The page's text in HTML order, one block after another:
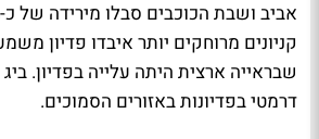
קניונים מרוחקים יותר איבדו פדיון
שבראייה ארצית היתה עלייה בפדיון.
דרמטי בפדיונות באזורים הסמוכים.